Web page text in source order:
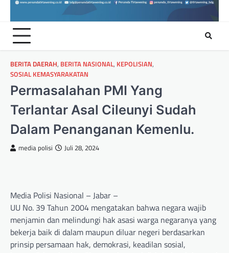
BERITA DAERAH, BERITA NASIONAL, KEPOLISIAN,
SOSIAL KEMASYARAKATAN
Permasalahan PMI Yang
Terlantar Asal Cileunyi Sudah
Dalam Penanganan Kemenlu.
media polisi Juli 28, 2024
Media Polisi Nasional – Jabar –
UU No. 39 Tahun 2004 mengatakan bahwa negara wajib
menjamin dan melindungi hak asasi warga negaranya yang
bekerja baik di dalam maupun diluar negeri berdasarkan
prinsip persamaan hak, demokrasi, keadilan sosial,